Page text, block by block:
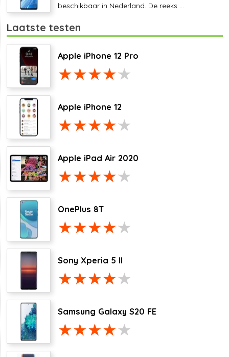
beschikbaar in Nederland. De reeks ...
Laatste testen
Apple iPhone 12 Pro
Apple iPhone 12
Apple iPad Air 2020
OnePlus 8T
Sony Xperia 5 II
Samsung Galaxy S20 FE